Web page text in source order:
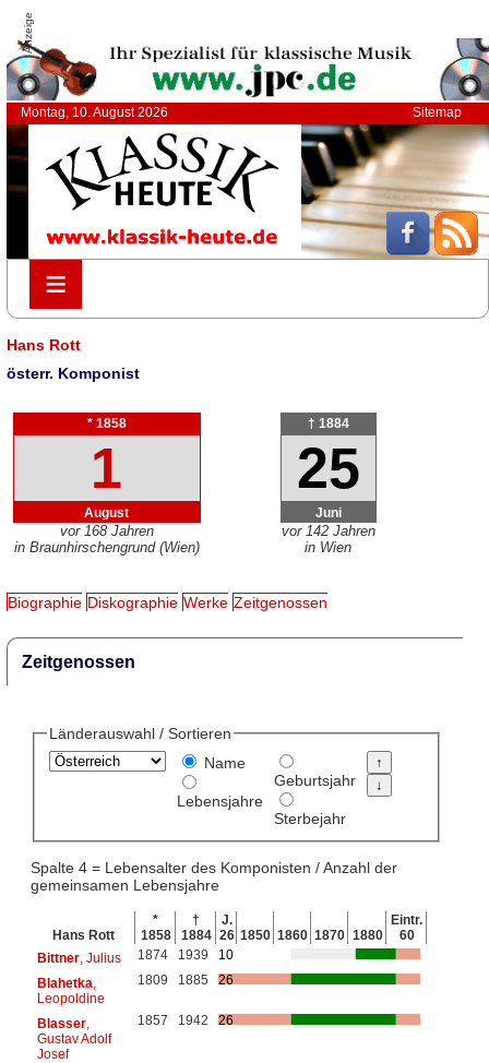
Anzeige
Montag, 10. August 2026 Sitemap
≡
≡
Hans Rott
österr. Komponist
* 1858
1
August
vor 168 Jahren
in Braunhirschengrund (Wien)
† 1884
25
Juni
vor 142 Jahren
in Wien
Biographie Diskographie Werke Zeitgenossen
Zeitgenossen
Länderauswahl / Sortieren
Name
Lebensjahre
Geburtsjahr
Sterbejahr
Spalte 4 = Lebensalter des Komponisten / Anzahl der
gemeinsamen Lebensjahre
Hans Rott
*
1858
†
1884
J.
26 1850 1860 1870 1880
Eintr.
60
Bittner, Julius 1874 1939
10
Blahetka
Leopoldine
1809 1885 26
Blasser,
Gustav Adolf
Josef
1857 1942 26